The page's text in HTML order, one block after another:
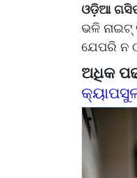
ଓଡ଼ିଆ
ଭଳି ନାଇଟ୍‌
ଯେପରି ନ
ଅଧିକ